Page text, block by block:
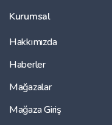
Kurumsal
Hakkımızda
Haberler
Mağazalar
Mağaza Giriş